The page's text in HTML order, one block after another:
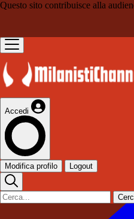
Questo sito contribuisce alla
Accedi
Modifica profilo Logout